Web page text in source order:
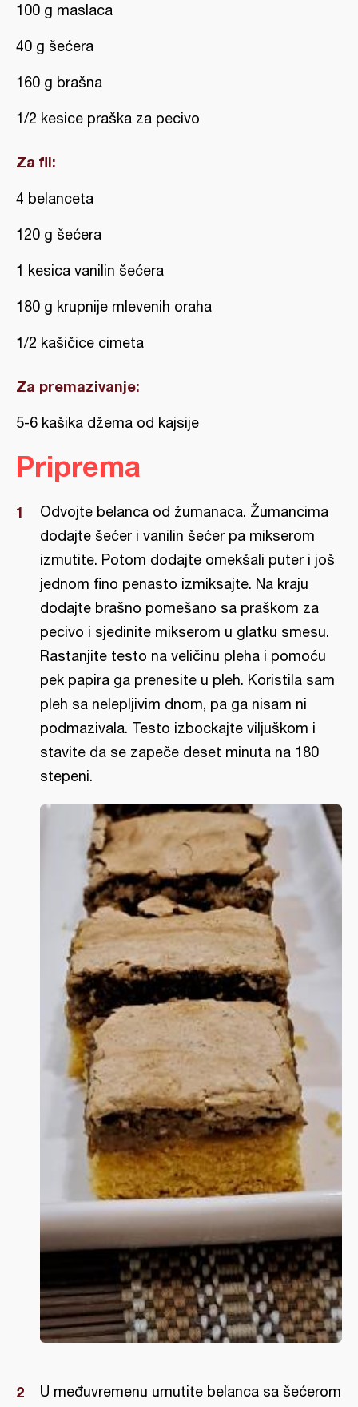
100 g maslaca
40 g šećera
160 g brašna
1/2 kesice praška za pecivo
Za fil:
4 belanceta
120 g šećera
1 kesica vanilin šećera
180 g krupnije mlevenih oraha
1/2 kašičice cimeta
Za premazivanje:
5-6 kašika džema od kajsije
Priprema
Odvojte belanca od žumanaca. Žumancima
dodajte šećer i vanilin šećer pa mikserom
izmutite. Potom dodajte omekšali puter i još
jednom fino penasto izmiksajte. Na kraju
dodajte brašno pomešano sa praškom za
pecivo i sjedinite mikserom u glatku smesu.
Rastanjite testo na veličinu pleha i pomoću
pek papira ga prenesite u pleh. Koristila sam
pleh sa nelepljivim dnom, pa ga nisam ni
podmazivala. Testo izbockajte viljuškom i
stavite da se zapeče deset minuta na 180
stepeni.
U međuvremenu umutite belanca sa šećerom